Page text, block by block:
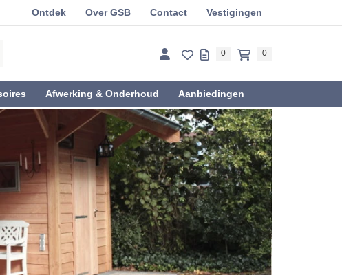
Ontdek Over GSB Contact Vestigingen
0 0
Afwerking & Onderhoud Aanbiedingen